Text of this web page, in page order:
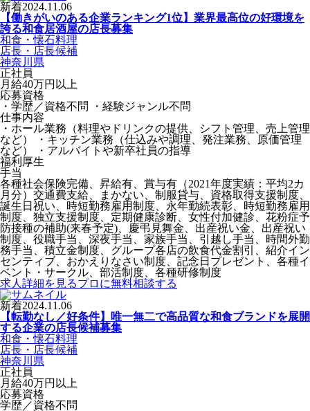
新着2024.11.06
【働きがいのある企業ランキング1位】業界最高位の好環境を
誇る和食居酒屋の店長募集
和食・懐石料理
店長・店長候補
神奈川県
正社員
月給40万円以上
応募資格
・学歴／資格不問 ・経験ジャンル不問
仕事内容
・ホール業務（料理やドリンクの提供、シフト管理、売上管理
など） ・キッチン業務（仕込みや調理、発注業務、原価管理
など） ・アルバイトや新卒社員の指導
福利厚生
手当
各種社会保険完備、昇給有、賞与有（2021年度実績：平均2カ
月分）交通費支給、まかない、制服貸与、資格取得支援制度、
誕生日祝い、時短勤務雇用制度、永年勤続表彰、時短勤務雇用
制度、独立支援制度、定期健康診断、女性付加健診、花粉症予
防接種の補助(来春予定)、慶弔見舞金、出産祝い金、出産祝い
制度、役職手当、深夜手当、家族手当、引越し手当、時間外勤
務手当、積立金制度、グループ各店の飲食代金割引、紹介イン
センティブ、おかえりなさい制度、記念日プレゼント、各種イ
ベント・サークル、部活制度、各種研修制度
求人詳細を見るプロに無料相談する
新着2024.11.06
【転勤なし／好条件】唯一無二で高品質な和食ブランドを展開
する企業の店長候補募集
和食・懐石料理
店長・店長候補
神奈川県
正社員
月給40万円以上
応募資格
学歴／資格不問